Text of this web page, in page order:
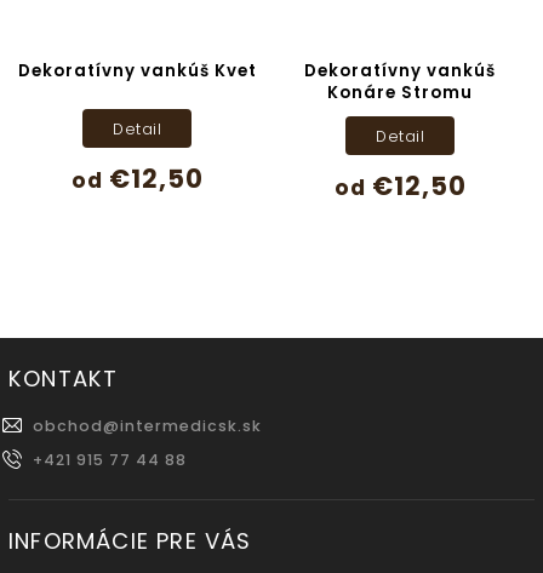
Dekoratívny vankúš Kvet
od €12,50
Detail
Dekoratívny vankúš
Konáre Stromu
od €12,50
Detail
KONTAKT
obchod@intermedicsk.sk
+421 915 77 44 88
INFORMÁCIE PRE VÁS